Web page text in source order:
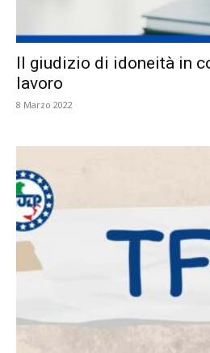
Il giudizio di idoneità in
lavoro
8 Marzo 2022